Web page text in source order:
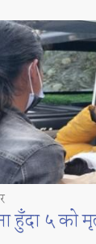
हुँदा ५ को